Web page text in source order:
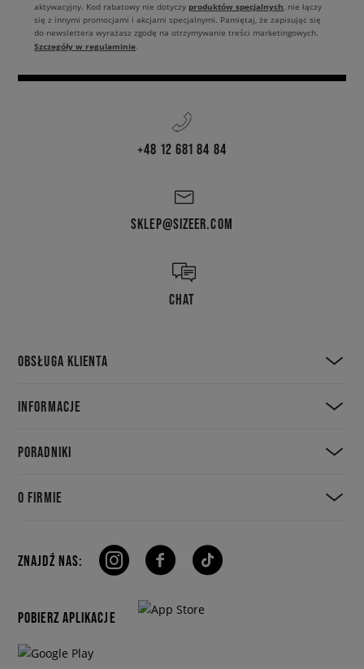
aktywacyjny. Kod rabatowy nie dotyczy produktów specjalnych, nie łączy
się z innymi promocjami i akcjami specjalnymi. Pamiętaj, że zapisując się
do newslettera wyrażasz zgodę na otrzymywanie treści marketingowych.
Szczegóły w regulaminie.
+48 12 681 84 84
SKLEP@SIZEER.COM
CHAT
OBSŁUGA KLIENTA
INFORMACJE
PORADNIKI
O FIRMIE
ZNAJDŹ NAS:
POBIERZ APLIKACJE